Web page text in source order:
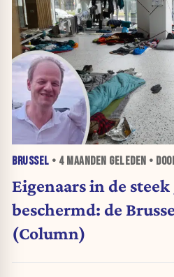
BRUSSEL • 4 MAANDEN GELEDEN •
Eigenaars in de
beschermd: de
(Column)